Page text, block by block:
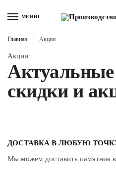
МЕНЮ
Главная / Акции
Акции
Актуальные
скидки и
ДОСТАВКА В ЛЮБУЮ
Мы можем доставить памятник